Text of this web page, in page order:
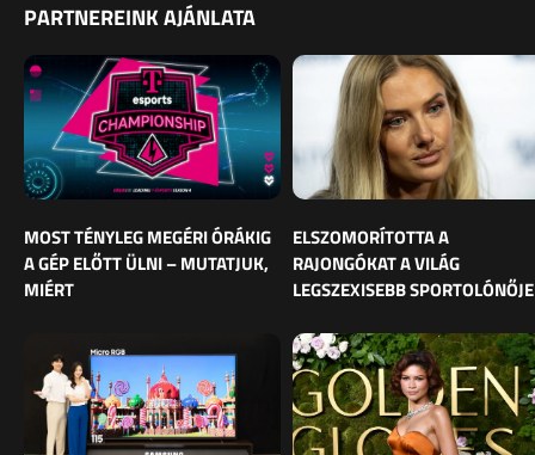
PARTNEREINK AJÁNLATA
MOST TÉNYLEG MEGÉRI ÓRÁKIG
A GÉP ELŐTT ÜLNI – MUTATJUK,
MIÉRT
ELSZOMORÍTOTTA A
RAJONGÓKAT A VILÁG
LEGSZEXISEBB SPORTOLÓNŐJE